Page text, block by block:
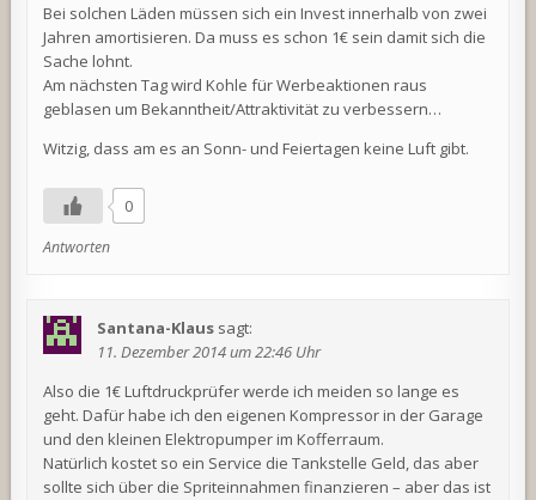
Bei solchen Läden müssen sich ein Invest innerhalb von zwei
Jahren amortisieren. Da muss es schon 1€ sein damit sich die
Sache lohnt.
Am nächsten Tag wird Kohle für Werbeaktionen raus
geblasen um Bekanntheit/Attraktivität zu verbessern…
Witzig, dass am es an Sonn- und Feiertagen keine Luft gibt.
0
Antworten
Santana-Klaus sagt:
11. Dezember 2014 um 22:46 Uhr
Also die 1€ Luftdruckprüfer werde ich meiden so lange es
geht. Dafür habe ich den eigenen Kompressor in der Garage
und den kleinen Elektropumper im Kofferraum.
Natürlich kostet so ein Service die Tankstelle Geld, das aber
sollte sich über die Spriteinnahmen finanzieren – aber das ist